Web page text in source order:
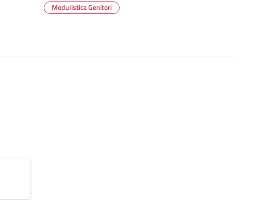
Modulistica Genitori